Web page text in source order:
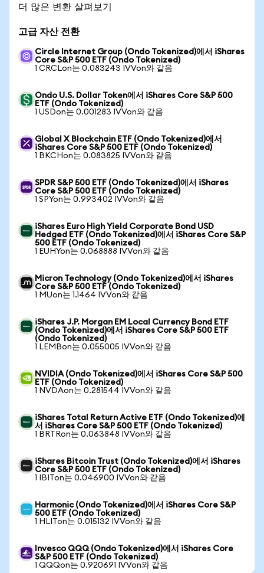
더 많은 변환 살펴보기
고급 자산 전환
Circle Internet Group (Ondo Tokenized)에서 iShares
Core S&P 500 ETF (Ondo Tokenized)
1 CRCLon는 0.083243 IVVon와 같음
Ondo U.S. Dollar Token에서 iShares Core S&P 500
ETF (Ondo Tokenized)
1 USDon는 0.001283 IVVon와 같음
Global X Blockchain ETF (Ondo Tokenized)에서
iShares Core S&P 500 ETF (Ondo Tokenized)
1 BKCHon는 0.083825 IVVon와 같음
SPDR S&P 500 ETF (Ondo Tokenized)에서 iShares
Core S&P 500 ETF (Ondo Tokenized)
1 SPYon는 0.993402 IVVon와 같음
iShares Euro High Yield Corporate Bond USD
Hedged ETF (Ondo Tokenized)에서 iShares Core S&P
500 ETF (Ondo Tokenized)
1 EUHYon는 0.068888 IVVon와 같음
Micron Technology (Ondo Tokenized)에서 iShares
Core S&P 500 ETF (Ondo Tokenized)
1 MUon는 1.1464 IVVon와 같음
iShares J.P. Morgan EM Local Currency Bond ETF
(Ondo Tokenized)에서 iShares Core S&P 500 ETF
(Ondo Tokenized)
1 LEMBon는 0.055005 IVVon와 같음
NVIDIA (Ondo Tokenized)에서 iShares Core S&P 500
ETF (Ondo Tokenized)
1 NVDAon는 0.281544 IVVon와 같음
iShares Total Return Active ETF (Ondo Tokenized)에
서 iShares Core S&P 500 ETF (Ondo Tokenized)
1 BRTRon는 0.063848 IVVon와 같음
iShares Bitcoin Trust (Ondo Tokenized)에서 iShares
Core S&P 500 ETF (Ondo Tokenized)
1 IBITon는 0.046900 IVVon와 같음
Harmonic (Ondo Tokenized)에서 iShares Core S&P
500 ETF (Ondo Tokenized)
1 HLITon는 0.015132 IVVon와 같음
Invesco QQQ (Ondo Tokenized)에서 iShares Core
S&P 500 ETF (Ondo Tokenized)
1 QQQon는 0.920691 IVVon와 같음